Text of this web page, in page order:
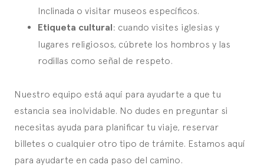
Inclinada o visitar museos específicos.
Etiqueta cultural: cuando visites iglesias y
lugares religiosos, cúbrete los hombros y las
rodillas como señal de respeto.
Nuestro equipo está aquí para ayudarte a que tu
estancia sea inolvidable. No dudes en preguntar si
necesitas ayuda para planificar tu viaje, reservar
billetes o cualquier otro tipo de trámite. Estamos aquí
para ayudarte en cada paso del camino.